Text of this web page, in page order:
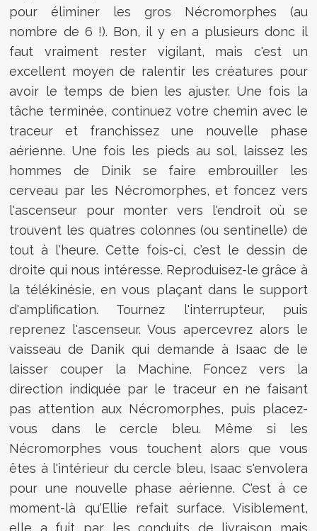
pour éliminer les gros Nécromorphes (au
nombre de 6 !). Bon, il y en a plusieurs donc il
faut vraiment rester vigilant, mais c'est un
excellent moyen de ralentir les créatures pour
avoir le temps de bien les ajuster. Une fois la
tâche terminée, continuez votre chemin avec le
traceur et franchissez une nouvelle phase
aérienne. Une fois les pieds au sol, laissez les
hommes de Dinik se faire embrouiller les
cerveau par les Nécromorphes, et foncez vers
l'ascenseur pour monter vers l'endroit où se
trouvent les quatres colonnes (ou sentinelle) de
tout à l'heure. Cette fois-ci, c'est le dessin de
droite qui nous intéresse. Reproduisez-le grâce à
la télékinésie, en vous plaçant dans le support
d'amplification. Tournez l'interrupteur, puis
reprenez l'ascenseur. Vous apercevrez alors le
vaisseau de Danik qui demande à Isaac de le
laisser couper la Machine. Foncez vers la
direction indiquée par le traceur en ne faisant
pas attention aux Nécromorphes, puis placez-
vous dans le cercle bleu. Même si les
Nécromorphes vous touchent alors que vous
êtes à l'intérieur du cercle bleu, Isaac s'envolera
pour une nouvelle phase aérienne. C'est à ce
moment-là qu'Ellie refait surface. Visiblement,
elle a fuit par les conduits de livraison mais